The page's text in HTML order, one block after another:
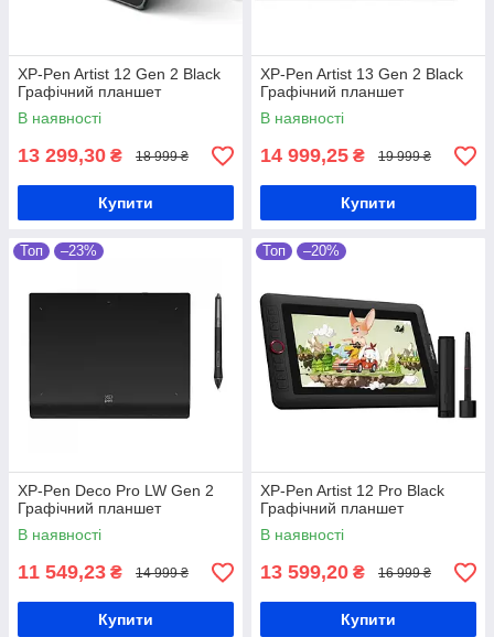
XP-Pen Artist 12 Gen 2 Black
Графічний планшет
В наявності
13 299,30 ₴ 18 999 ₴
Купити
XP-Pen Artist 13 Gen 2 Black
Графічний планшет
В наявності
14 999,25 ₴ 19 999 ₴
Купити
Топ –23%
XP-Pen Deco Pro LW Gen 2
Графічний планшет
В наявності
11 549,23 ₴ 14 999 ₴
Купити
Топ –20%
XP-Pen Artist 12 Pro Black
Графічний планшет
В наявності
13 599,20 ₴ 16 999 ₴
Купити